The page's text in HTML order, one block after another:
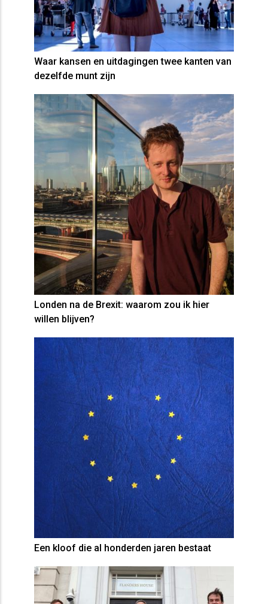
Waar kansen en uitdagingen twee kanten van
dezelfde munt zijn
Londen na de Brexit: waarom zou ik hier
willen blijven?
Een kloof die al honderden jaren bestaat